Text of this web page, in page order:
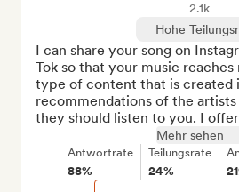
2.1k
Hohe
I can share your song on
Tok so that your music reaches
type of content that is created
recommendations of the artists
they should listen to you. I
Mehr sehen
Antwortrate
88%
Teilungsrate
24%